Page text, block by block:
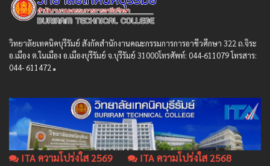
วิทยาลัยเทคนิคบุรีรัมย์ สังกัดสํานักงานคณะกรรมการการอาชีวศึกษา 322 ถ.จิระ
อ.เมือง ต.ในเมือง อ.เมืองบุรีรัมย์ จ.บุรีรัมย์ 31000โทรศัพท์: 044-611079 โทรสาร:
044- 611472
ITA ความโปร่งใส 2569 ITA ความโปร่งใส 2568